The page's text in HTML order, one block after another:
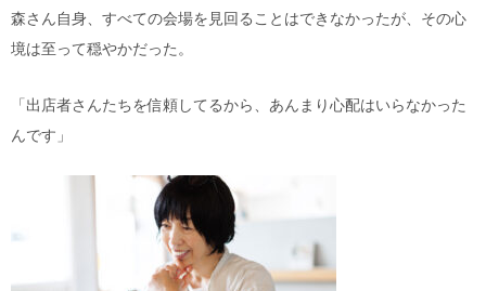
森さん自身、すべての会場を見回ることはできなかったが、その心
境は至って穏やかだった。
「出店者さんたちを信頼してるから、あんまり心配はいらなかった
んです」